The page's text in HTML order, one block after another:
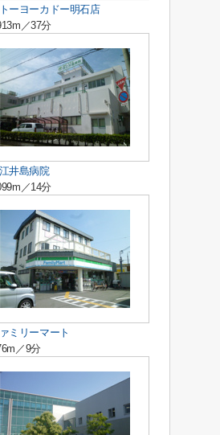
ーヨーカドー明石店
／37分
井島病院
／14分
ミリーマート
／9分